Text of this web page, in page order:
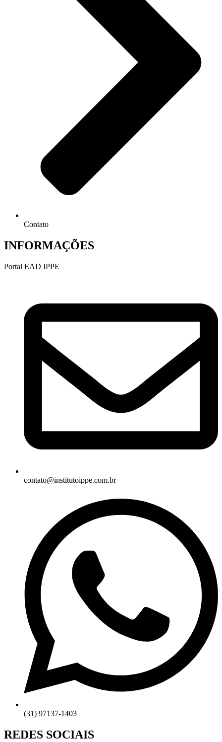
Contato
INFORMAÇÕES
Portal EAD IPPE
contato@institutoippe.com.br
(31) 97137-1403
REDES SOCIAIS